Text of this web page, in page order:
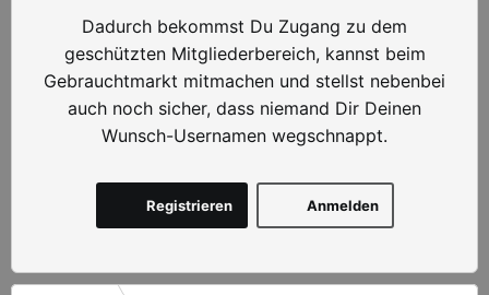
Dadurch bekommst Du Zugang zu dem
geschützten Mitgliederbereich, kannst beim
Gebrauchtmarkt mitmachen und stellst nebenbei
auch noch sicher, dass niemand Dir Deinen
Wunsch-Usernamen wegschnappt.
Anmelden
Registrieren